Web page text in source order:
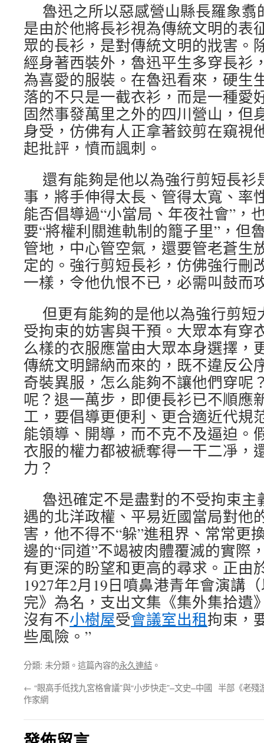
魯迅之所以惡感營山縣長羅象
是由於他將長衫視為傳統文明的表
眾的長衫，是對傳統文明的戕害。
經身著西裝外，魯迅平生多穿長衫
為喜愛的服裝。在魯迅看來，硬生
落的不只是一截衣衫，而是一種愛
固然事發萬里之外的四川營山，但
身受，仿佛有人正拿著鉸剪在窺視
起批評，憤而諷刺。
還有能夠是他以為強行剪短長
事，將手伸得太長、管得太寬、率
能否倡導過“小當局、年夜社會”，
要“將權利關進軌制的籠子里”，但
管地，中心管空氣，還要管老蒼生
定的。強行剪短長衫，仿佛強行刪
一樣，令他仇恨不已，必需叫鼓而
但更有能夠的是他以為強行剪短
受拘束的妨害與干預。大眾本有穿
么樣的衣服應當由大眾本身選擇，
傳統文明歸納而來的，既不違反公
奇裝異服，怎么能夠不讓他們穿呢
呢？退一萬步，即便長衫已不順應
工，要倡導更便利、更合適近代規
能領導、開導，而不克不及逼迫。
衣服的權力都被褫奪得一干二凈，
力？
魯迅確定不是盡對的不受拘束
遇的北洋政權、平易近國當局對他
害，他不得不“躲”進租界、常常更
邊的“同道”不竭被肉體覆滅的實際
有更深的盼望和更高的尋求。正由
1927年2月19日噴鼻港青年會演講
完》為名，支出文集《集外集拾遺
沒有不小樹屋受會議室出租拘束，
些風險。”
分類: 未分類。這篇內容的永久連結 。
← “眼高手低找九宮格會議”與“小步快走”–文史–中國
作家網
半部《老殘